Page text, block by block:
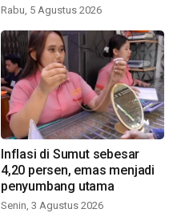
Rabu, 5 Agustus 2026
Inflasi di Sumut sebesar
4,20 persen, emas menjadi
penyumbang utama
Senin, 3 Agustus 2026